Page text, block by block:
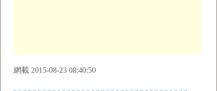
網載 2015-08-23 08:40:50